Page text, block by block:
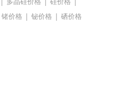
锗价格 | 铋价格 | 硒价格